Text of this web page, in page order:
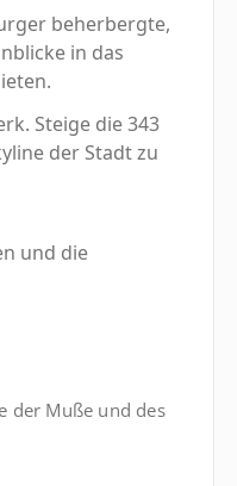
beherbergte,
in das
Steige die 343
der Stadt zu
und die
der Muße und des